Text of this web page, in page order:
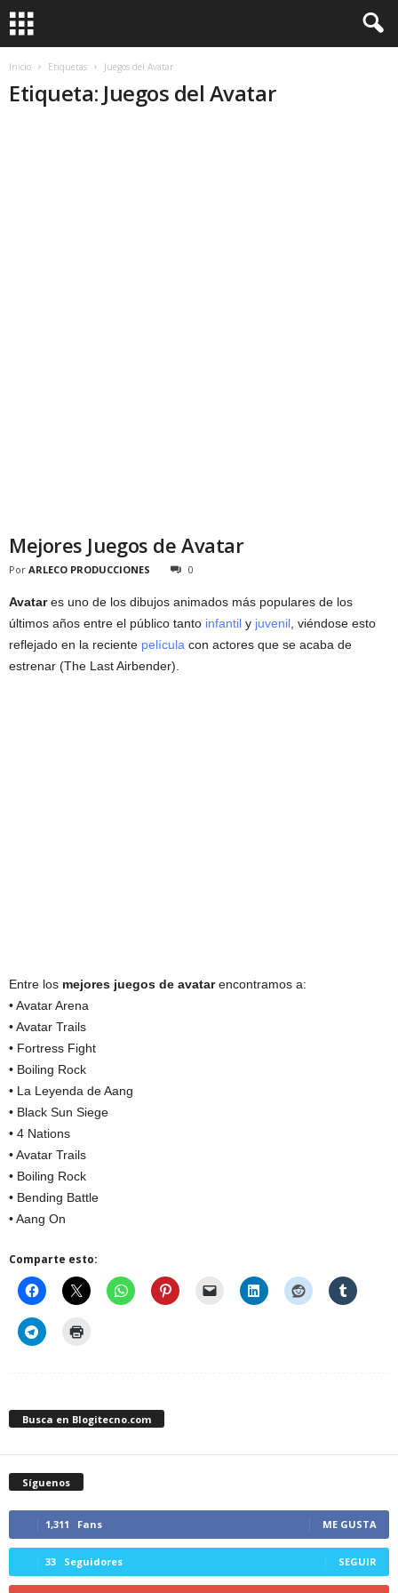
Inicio Etiquetas Juegos del Avatar
Etiqueta: Juegos del Avatar
Mejores Juegos de Avatar
Por ARLECO PRODUCCIONES 0
Avatares uno de los dibujos animados más populares de los
últimos años entre el público tanto infantil y juvenil , viéndose esto
reflejado en la reciente película con actores que se acaba de
estrenar (The Last Airbender).
Entre los mejores juegos de avatarencontramos a:
• Avatar Arena
• Avatar Trails
• Fortress Fight
• Boiling Rock
• La Leyenda de Aang
• Black Sun Siege
• 4 Nations
• Avatar Trails
• Boiling Rock
• Bending Battle
• Aang On
Comparte esto:
Busca en Blogitecno.com
Síguenos
1,311 Fans ME GUSTA
33 Seguidores SEGUIR